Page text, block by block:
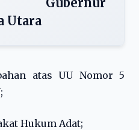
Utara
atas UU Nomor 5
Hukum Adat;